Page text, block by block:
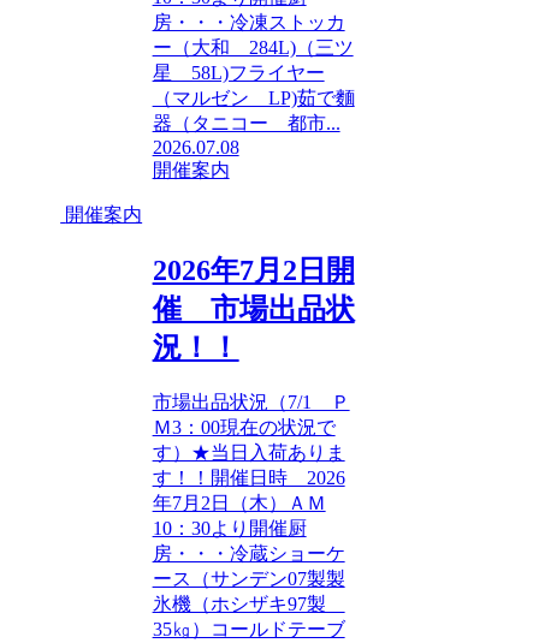
房・・・冷凍ストッカ
ー（大和 284L)（三ツ
星 58L)フライヤー
（マルゼン LP)茹で麵
器（タニコー 都市...
2026.07.08
開催案内
開催案内
2026年7月2日開
催 市場出品状
況！！
市場出品状況（7/1 Ｐ
Ｍ3：00現在の状況で
す）★当日入荷ありま
す！！開催日時 2026
年7月2日（木）ＡＭ
10：30より開催厨
房・・・冷蔵ショーケ
ース（サンデン07製製
氷機（ホシザキ97製
35㎏）コールドテーブ